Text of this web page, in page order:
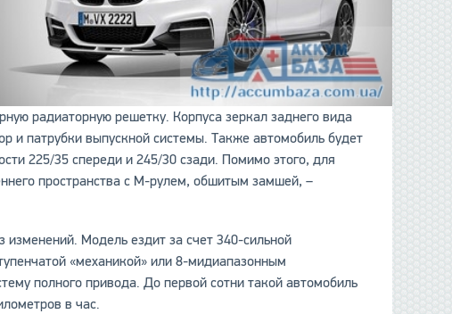
радиаторную решетку. Корпуса зеркал заднего вида
и патрубки выпускной системы. Также автомобиль будет
225/35 спереди и 245/30 сзади. Помимо этого, для
пространства с М-рулем, обшитым замшей, –
изменений. Модель ездит за счет 340-сильной
«механикой» или 8-мидиапазонным
полного привода. До первой сотни такой автомобиль
в час.